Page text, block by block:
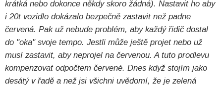
krátká nebo dokonce někdy skoro žádná). Nastavit ho aby
i 20t vozidlo dokázalo bezpečně zastavit než padne
červená. Pak už nebude problém, aby každý řidič dostal
do "oka" svoje tempo. Jestli může ještě projet nebo už
musí zastavit, aby neprojel na červenou. A tuto prodlevu
kompenzovat odpočtem červené. Dnes když stojím jako
desátý v řadě a než jsi všichni uvědomí, že je zelená